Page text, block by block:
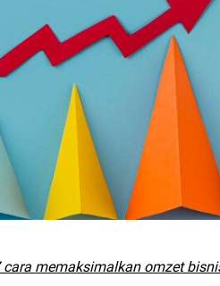
memaksimalkan omzet